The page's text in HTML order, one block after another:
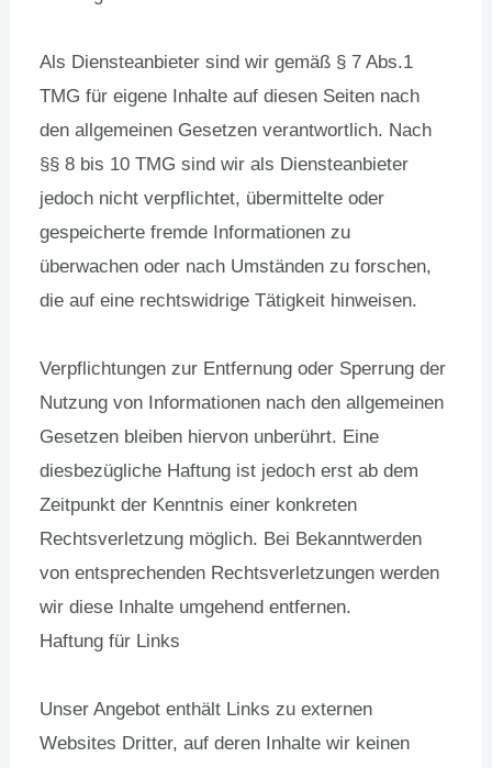
Als Diensteanbieter sind wir gemäß § 7 Abs.1
TMG für eigene Inhalte auf diesen Seiten nach
den allgemeinen Gesetzen verantwortlich. Nach
§§ 8 bis 10 TMG sind wir als Diensteanbieter
jedoch nicht verpflichtet, übermittelte oder
gespeicherte fremde Informationen zu
überwachen oder nach Umständen zu forschen,
die auf eine rechtswidrige Tätigkeit hinweisen.
Verpflichtungen zur Entfernung oder Sperrung der
Nutzung von Informationen nach den allgemeinen
Gesetzen bleiben hiervon unberührt. Eine
diesbezügliche Haftung ist jedoch erst ab dem
Zeitpunkt der Kenntnis einer konkreten
Rechtsverletzung möglich. Bei Bekanntwerden
von entsprechenden Rechtsverletzungen werden
wir diese Inhalte umgehend entfernen.
Haftung für Links
Unser Angebot enthält Links zu externen
Websites Dritter, auf deren Inhalte wir keinen